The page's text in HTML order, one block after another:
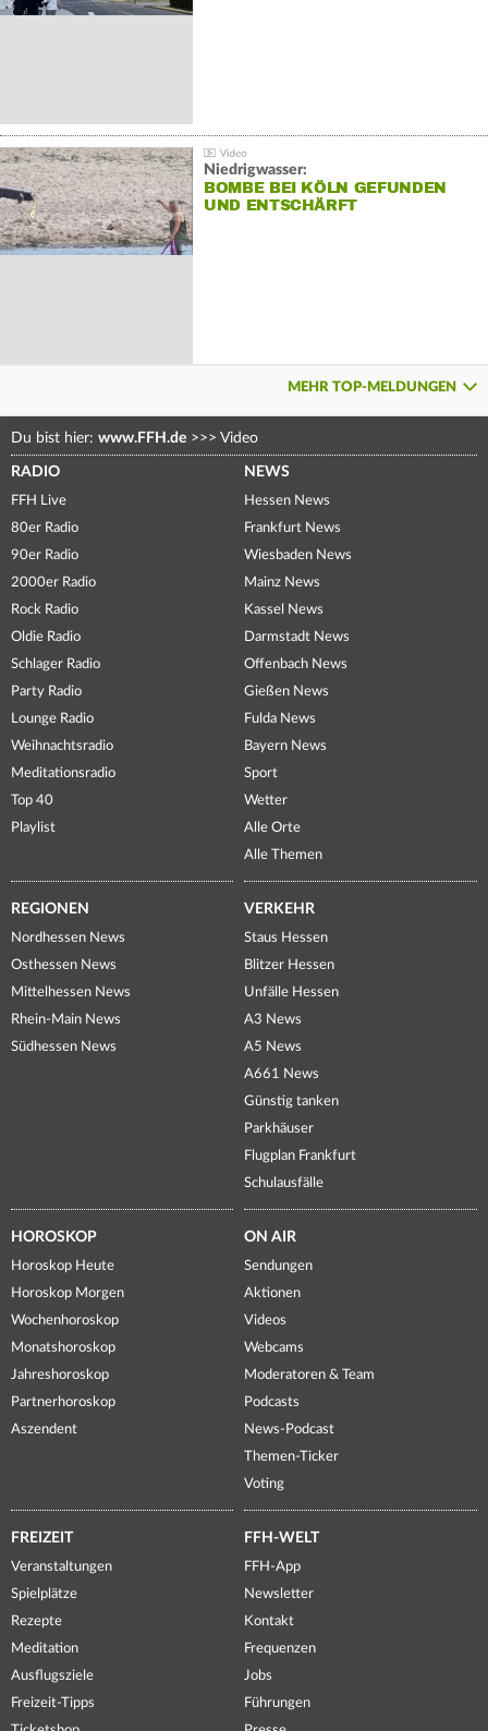
Niedrigwasser:
BOMBE BEI KÖLN GEFUNDEN
UND ENTSCHÄRFT
MEHR TOP-MELDUNGEN
Du bist hier: www.FFH.de >>> Video
RADIO
FFH Live
80er Radio
90er Radio
2000er Radio
Rock Radio
Oldie Radio
Schlager Radio
Party Radio
Lounge Radio
Weihnachtsradio
Meditationsradio
Top 40
Playlist
NEWS
Hessen News
Frankfurt News
Wiesbaden News
Mainz News
Kassel News
Darmstadt News
Offenbach News
Gießen News
Fulda News
Bayern News
Sport
Wetter
Alle Orte
Alle Themen
REGIONEN
Nordhessen News
Osthessen News
Mittelhessen News
Rhein-Main News
Südhessen News
VERKEHR
Staus Hessen
Blitzer Hessen
Unfälle Hessen
A3 News
A5 News
A661 News
Günstig tanken
Parkhäuser
Flugplan Frankfurt
Schulausfälle
HOROSKOP
Horoskop Heute
Horoskop Morgen
Wochenhoroskop
Monatshoroskop
Jahreshoroskop
Partnerhoroskop
Aszendent
ON AIR
Sendungen
Aktionen
Videos
Webcams
Moderatoren & Team
Podcasts
News-Podcast
Themen-Ticker
Voting
FREIZEIT
Veranstaltungen
Spielplätze
Rezepte
Meditation
Ausflugsziele
Freizeit-Tipps
FFH-WELT
FFH-App
Newsletter
Kontakt
Frequenzen
Jobs
Führungen